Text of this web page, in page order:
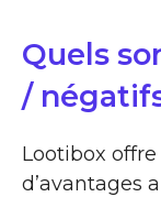
Quels
/
Lootibox
d’avantages